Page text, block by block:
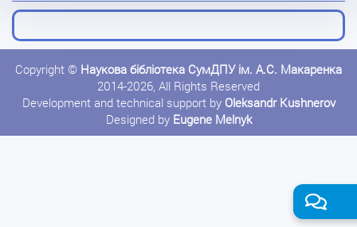
Copyright © Наукова бібліотека СумДПУ ім. А.С. Макаренка
2014-2026, All Rights Reserved
Development and technical support by Oleksandr Kushnerov
Designed by Eugene Melnyk